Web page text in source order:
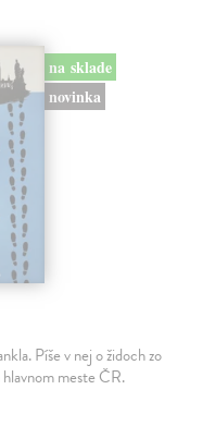
na sklade
novinka
Píše v nej o židoch zo
meste ČR.